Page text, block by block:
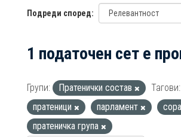
Подреди според
1 податочен сет е
Групи: Пратенички состав
Тагови:
пратеници
парламент
пратеничка група